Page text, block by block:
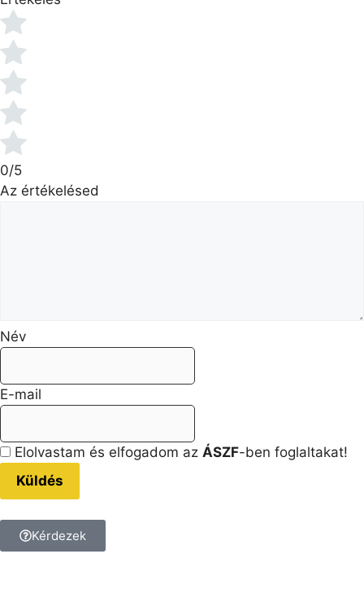
0/5
Az értékelésed
Név
E-mail
Elolvastam és elfogadom az ÁSZF-ben foglaltakat!
Küldés
Kérdezek